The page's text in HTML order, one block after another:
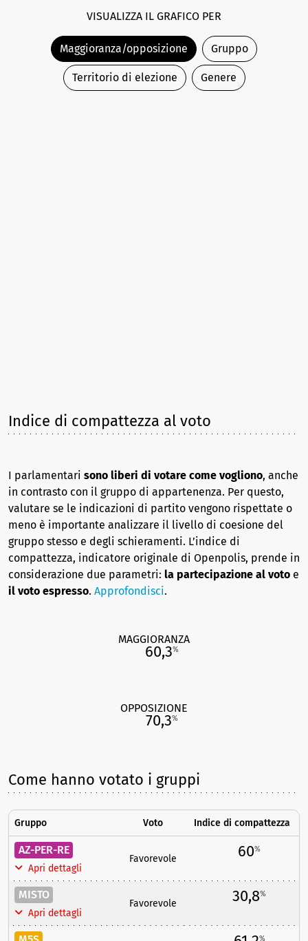
VISUALIZZA IL GRAFICO PER
Maggioranza/opposizione Gruppo
Territorio di elezione Genere
Indice di compattezza al voto
I parlamentari sono liberi di votare come vogliono, anche
in contrasto con il gruppo di appartenenza. Per questo,
valutare se le indicazioni di partito vengono rispettate o
meno è importante analizzare il livello di coesione del
gruppo stesso e degli schieramenti. L’indice di
compattezza, indicatore originale di Openpolis, prende in
considerazione due parametri: la partecipazione al voto e
il voto espresso. Approfondisci.
MAGGIORANZA
60,3%
OPPOSIZIONE
70,3%
Come hanno votato i gruppi
Gruppo Voto Indice di compattezza
AZ-PER-RE
Apri dettagli
Favorevole 60%
MISTO
Apri dettagli
Favorevole 30,8%
%